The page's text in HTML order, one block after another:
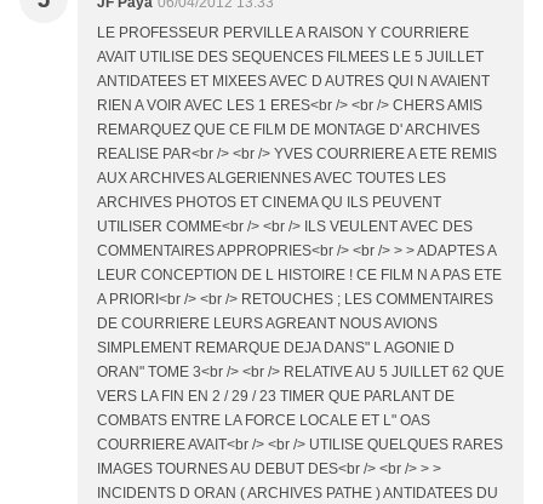
LE PROFESSEUR PERVILLE A RAISON Y COURRIERE
AVAIT UTILISE DES SEQUENCES FILMEES LE 5 JUILLET
ANTIDATEES ET MIXEES AVEC D AUTRES QUI N AVAIENT
RIEN A VOIR AVEC LES 1 ERES<br /> <br /> CHERS AMIS
REMARQUEZ QUE CE FILM DE MONTAGE D' ARCHIVES
REALISE PAR<br /> <br /> YVES COURRIERE A ETE REMIS
AUX ARCHIVES ALGERIENNES AVEC TOUTES LES
ARCHIVES PHOTOS ET CINEMA QU ILS PEUVENT
UTILISER COMME<br /> <br /> ILS VEULENT AVEC DES
COMMENTAIRES APPROPRIES<br /> <br /> > > ADAPTES A
LEUR CONCEPTION DE L HISTOIRE ! CE FILM N A PAS ETE
A PRIORI<br /> <br /> RETOUCHES ; LES COMMENTAIRES
DE COURRIERE LEURS AGREANT NOUS AVIONS
SIMPLEMENT REMARQUE DEJA DANS" L AGONIE D
ORAN" TOME 3<br /> <br /> RELATIVE AU 5 JUILLET 62 QUE
VERS LA FIN EN 2 / 29 / 23 TIMER QUE PARLANT DE
COMBATS ENTRE LA FORCE LOCALE ET L" OAS
COURRIERE AVAIT<br /> <br /> UTILISE QUELQUES RARES
IMAGES TOURNES AU DEBUT DES<br /> <br /> > >
INCIDENTS D ORAN ( ARCHIVES PATHE ) ANTIDATEES DU